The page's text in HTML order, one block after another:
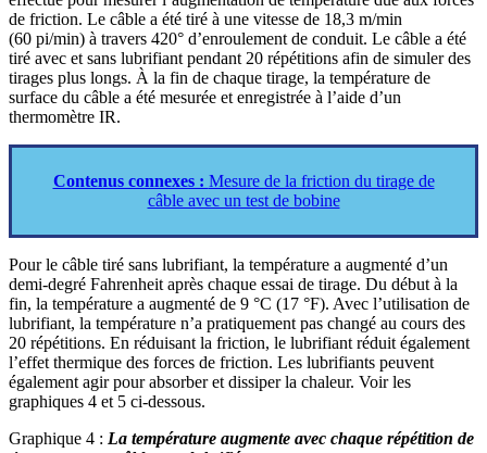
de friction. Le câble a été tiré à une vitesse de 18,3 m/min
(60 pi/min) à travers 420° d’enroulement de conduit. Le câble a été
tiré avec et sans lubrifiant pendant 20 répétitions afin de simuler des
tirages plus longs. À la fin de chaque tirage, la température de
surface du câble a été mesurée et enregistrée à l’aide d’un
thermomètre IR.
Contenus connexes : Mesure de la friction du tirage de
câble avec un test de bobine
Pour le câble tiré sans lubrifiant, la température a augmenté d’un
demi-degré Fahrenheit après chaque essai de tirage. Du début à la
fin, la température a augmenté de 9 °C (17 °F). Avec l’utilisation de
lubrifiant, la température n’a pratiquement pas changé au cours des
20 répétitions. En réduisant la friction, le lubrifiant réduit également
l’effet thermique des forces de friction. Les lubrifiants peuvent
également agir pour absorber et dissiper la chaleur. Voir les
graphiques 4 et 5 ci-dessous.
Graphique 4 : La température augmente avec chaque répétition de